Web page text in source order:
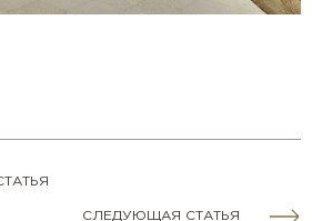
СЛЕДУЮЩАЯ СТАТЬЯ